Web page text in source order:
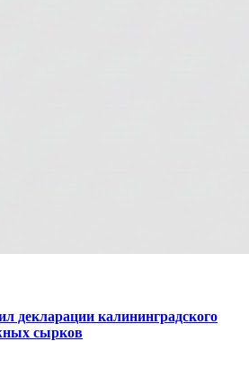
декларации калининградского
сырков